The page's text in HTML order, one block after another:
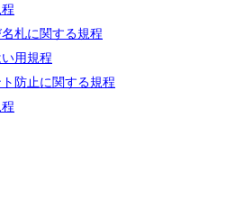
札に関する規程
用規程
防止に関する規程